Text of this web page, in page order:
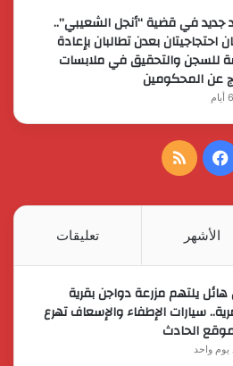
جديد في قضية “أنجل الشعيبي”..
احتجاجيتان بعدن تطالبان بإعادة
للسجن والتحقيق في ملابسات
عن المحكومين
فيسبوكملخص
الأشهر تعليقات
هائل يلتهم مزرعة دواجن بقرية
سيارات الإطفاء والإسعاف تهرع
الحادث
يوم واحد